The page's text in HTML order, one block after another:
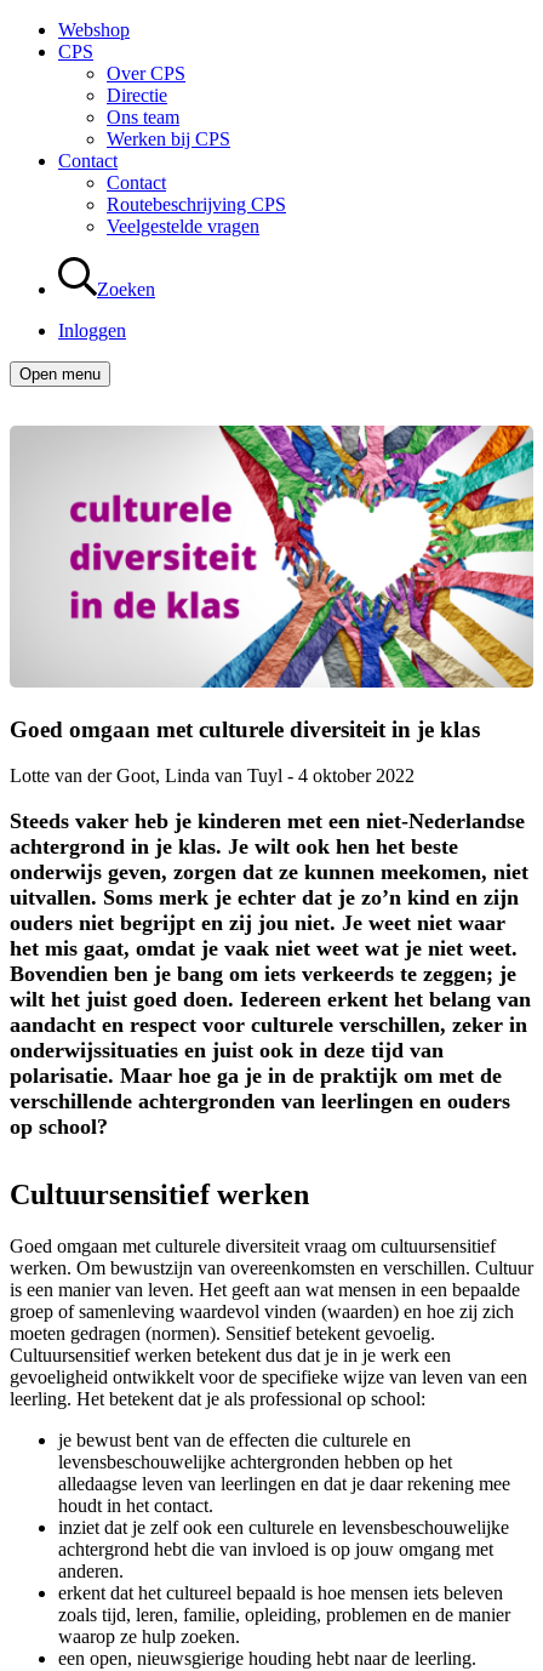
Webshop
CPS
Over CPS
Directie
Ons team
Werken bij CPS
Contact
Contact
Routebeschrijving CPS
Veelgestelde vragen
Zoeken
Inloggen
Open menu
Goed omgaan met culturele diversiteit in je klas
Lotte van der Goot, Linda van Tuyl - 4 oktober 2022
Steeds vaker heb je kinderen met een niet-Nederlandse
achtergrond in je klas. Je wilt ook hen het beste
onderwijs geven, zorgen dat ze kunnen meekomen, niet
uitvallen. Soms merk je echter dat je zo’n kind en zijn
ouders niet begrijpt en zij jou niet. Je weet niet waar
het mis gaat, omdat je vaak niet weet wat je niet weet.
Bovendien ben je bang om iets verkeerds te zeggen; je
wilt het juist goed doen. Iedereen erkent het belang van
aandacht en respect voor culturele verschillen, zeker in
onderwijssituaties en juist ook in deze tijd van
polarisatie. Maar hoe ga je in de praktijk om met de
verschillende achtergronden van leerlingen en ouders
op school?
Cultuursensitief werken
Goed omgaan met culturele diversiteit vraag om cultuursensitief
werken. Om bewustzijn van overeenkomsten en verschillen. Cultuur
is een manier van leven. Het geeft aan wat mensen in een bepaalde
groep of samenleving waardevol vinden (waarden) en hoe zij zich
moeten gedragen (normen). Sensitief betekent gevoelig.
Cultuursensitief werken betekent dus dat je in je werk een
gevoeligheid ontwikkelt voor de specifieke wijze van leven van een
leerling. Het betekent dat je als professional op school:
je bewust bent van de effecten die culturele en
levensbeschouwelijke achtergronden hebben op het
alledaagse leven van leerlingen en dat je daar rekening mee
houdt in het contact.
inziet dat je zelf ook een culturele en levensbeschouwelijke
achtergrond hebt die van invloed is op jouw omgang met
anderen.
erkent dat het cultureel bepaald is hoe mensen iets beleven
zoals tijd, leren, familie, opleiding, problemen en de manier
waarop ze hulp zoeken.
een open, nieuwsgierige houding hebt naar de leerling.